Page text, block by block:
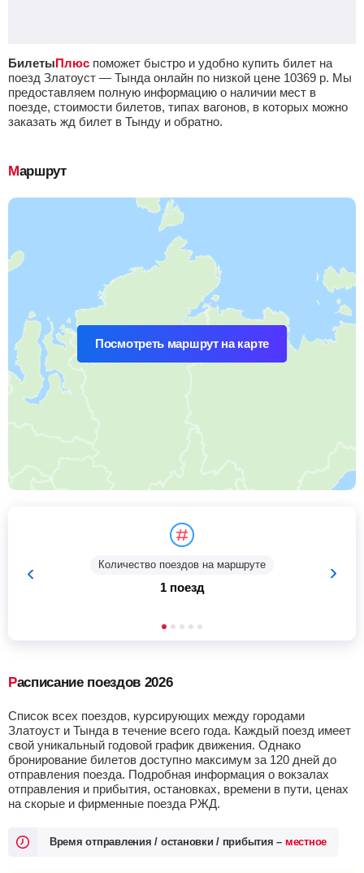
БилетыПлюс поможет быстро и удобно купить билет на
поезд Златоуст — Тында онлайн по низкой цене 10369 р. Мы
предоставляем полную информацию о наличии мест в
поезде, стоимости билетов, типах вагонов, в которых можно
заказать жд билет в Тынду и обратно.
Маршрут
Посмотреть маршрут на карте
Количество поездов на маршруте
1 поезд
Расписание поездов 2026
Список всех поездов, курсирующих между городами
Златоуст и Тында в течение всего года. Каждый поезд имеет
свой уникальный годовой график движения. Однако
бронирование билетов доступно максимум за 120 дней до
отправления поезда. Подробная информация о вокзалах
отправления и прибытия, остановках, времени в пути, ценах
на скорые и фирменные поезда РЖД.
Время отправления / остановки / прибытия – местное